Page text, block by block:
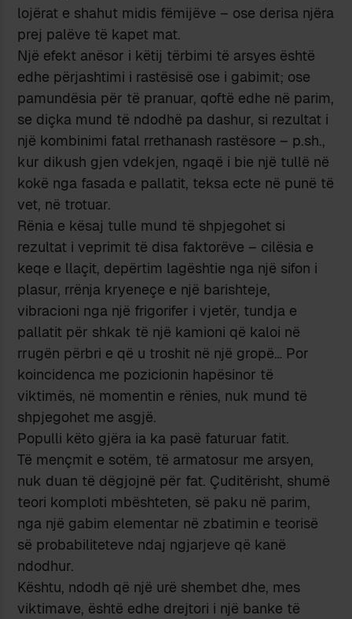
lojërat e shahut midis fëmijëve – ose derisa njëra
prej palëve të kapet mat.
Një efekt anësor i këtij tërbimi të arsyes është
edhe përjashtimi i rastësisë ose i gabimit; ose
pamundësia për të pranuar, qoftë edhe në parim,
se diçka mund të ndodhë pa dashur, si rezultat i
një kombinimi fatal rrethanash rastësore – p.sh.,
kur dikush gjen vdekjen, ngaqë i bie një tullë në
kokë nga fasada e pallatit, teksa ecte në punë të
vet, në trotuar.
Rënia e kësaj tulle mund të shpjegohet si
rezultat i veprimit të disa faktorëve – cilësia e
keqe e llaçit, depërtim lagështie nga një sifon i
plasur, rrënja kryeneçe e një barishteje,
vibracioni nga një frigorifer i vjetër, tundja e
pallatit për shkak të një kamioni që kaloi në
rrugën përbri e që u troshit në një gropë… Por
koincidenca me pozicionin hapësinor të
viktimës, në momentin e rënies, nuk mund të
shpjegohet me asgjë.
Populli këto gjëra ia ka pasë faturuar fatit.
Të mençmit e sotëm, të armatosur me arsyen,
nuk duan të dëgjojnë për fat. Çuditërisht, shumë
teori komploti mbështeten, së paku në parim,
nga një gabim elementar në zbatimin e teorisë
së probabiliteteve ndaj ngjarjeve që kanë
ndodhur.
Kështu, ndodh që një urë shembet dhe, mes
viktimave, është edhe drejtori i një banke të